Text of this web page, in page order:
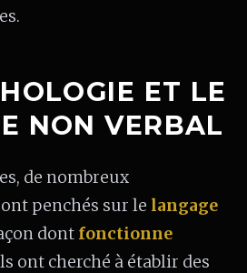
ET LE
NON VERBAL
de nombreux
penchés sur le langage
dont fonctionne
ont cherché à établir des